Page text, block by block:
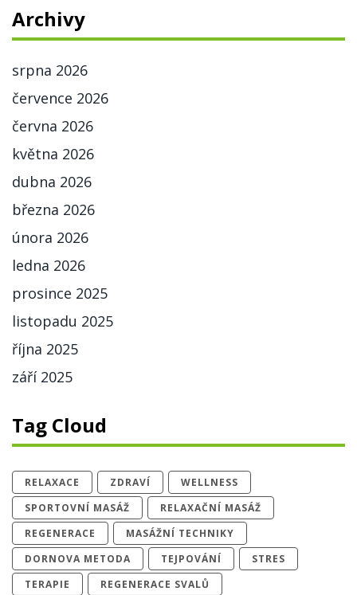
Archivy
srpna 2026
července 2026
června 2026
května 2026
dubna 2026
března 2026
února 2026
ledna 2026
prosince 2025
listopadu 2025
října 2025
září 2025
Tag Cloud
RELAXACE ZDRAVÍ
WELLNESS
SPORTOVNÍ MASÁŽ
RELAXAČNÍ MASÁŽ
REGENERACE
MASÁŽNÍ TECHNIKY
DORNOVA METODA
TEJPOVÁNÍ
STRES
TERAPIE
REGENERACE SVALŮ